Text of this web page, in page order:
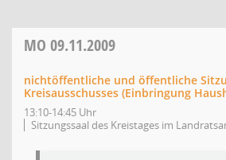
MO 09.11.2009
nichtöffentliche und öffentliche
Kreisausschusses (Einbringung
13:10-14:45 Uhr
Sitzungssaal des Kreistages im